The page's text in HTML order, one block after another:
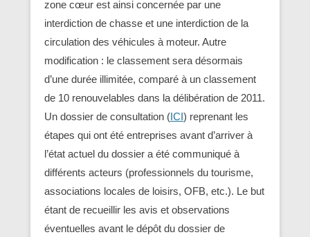
zone cœur est ainsi concernée par une
interdiction de chasse et une interdiction de la
circulation des véhicules à moteur. Autre
modification : le classement sera désormais
d’une durée illimitée, comparé à un classement
de 10 renouvelables dans la délibération de 2011.
Un dossier de consultation (ICI) reprenant les
étapes qui ont été entreprises avant d’arriver à
l’état actuel du dossier a été communiqué à
différents acteurs (professionnels du tourisme,
associations locales de loisirs, OFB, etc.). Le but
étant de recueillir les avis et observations
éventuelles avant le dépôt du dossier de